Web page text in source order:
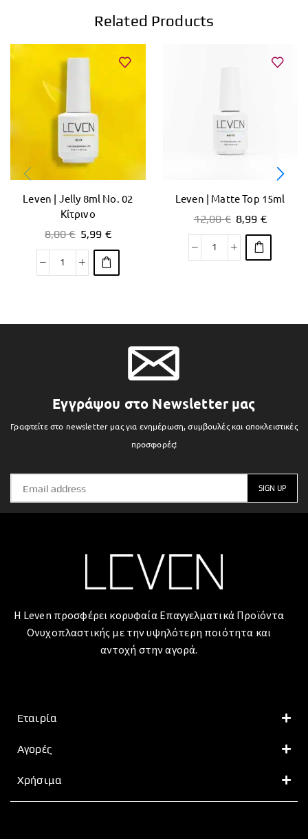
Related Products
Leven | Jelly 8ml No. 02
Κίτρινο
8,00€ 5,99 €
Leven | Matte Top 15ml
12,00€ 8,99 €
Εγγράψου στο Newsletter μας
Γραφτείτε στο newsletter μας για ενημέρωση, συμβουλές και αποκλειστικές
προσφορές!
Η Leven προσφέρει κορυφαία Επαγγελματικά Προϊόντα
Ονυχοπλαστικής με την υψηλότερη ποιότητα και
αντοχή στην αγορά.
Εταιρία
Αγορές
Χρήσιμα